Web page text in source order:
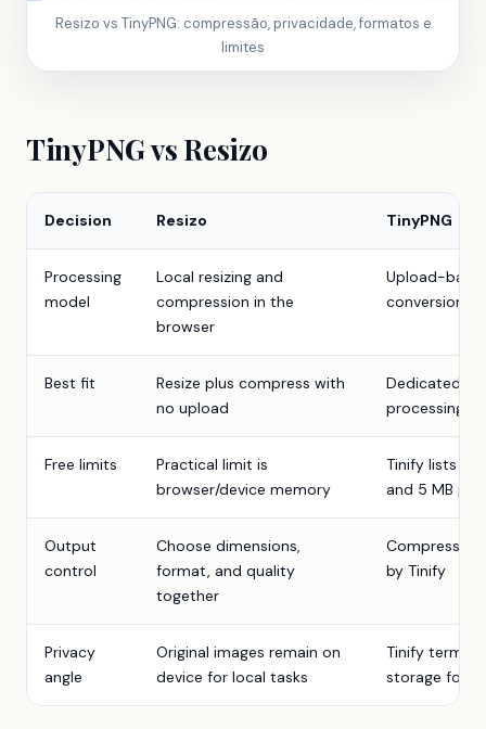
Resizo vs TinyPNG: compressão, privacidade, formatos e
limites
TinyPNG vs Resizo
Decision Resizo TinyPNG
Processing
model
Local resizing and
compression in the
browser
Upload-
conversion
Best fit
Resize plus compress with
no upload
Dedicated
processing
Free limits
Practical limit is
browser/device memory
Tinify lists 20
and 5 MB
Output
control
Choose dimensions,
format, and quality
together
by Tinify
Privacy
angle
Original images remain on
device for local tasks
Tinify terms
storage for